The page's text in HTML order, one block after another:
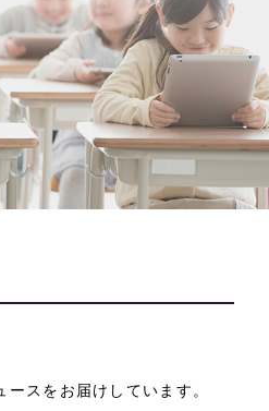
スをお届けしています。